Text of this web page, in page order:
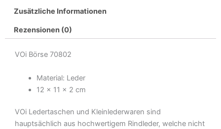
Zusätzliche Informationen
Rezensionen (0)
VOi Börse 70802
Material: Leder
12 x 11 x 2 cm
VOi Ledertaschen und Kleinlederwaren sind
hauptsächlich aus hochwertigem Rindleder, welche nicht